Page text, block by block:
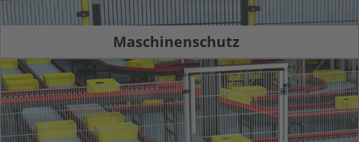
Maschinenschutz